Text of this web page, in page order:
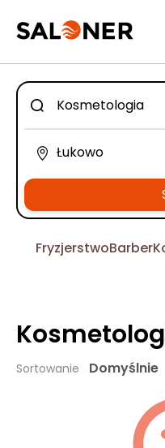
FryzjerstwoBarber
Sortowanie Domyślnie